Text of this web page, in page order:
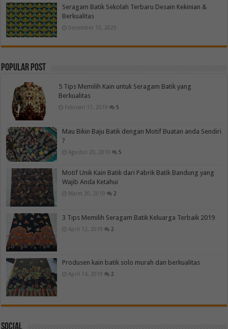
Seragam Batik Sekolah Terbaru Desain Kekinian &
Berkualitas
Desember 15, 2025
Popular Post
5 Tips Memilih Kain untuk Seragam Batik yang
Berkualitas
Februari 17, 2019 5
Mau Bikin Baju Batik dengan Motif Buatan anda Sendiri
?
Agustus 20, 2019 5
Motif Unik Kain Batik dari Pabrik Batik Bandung yang
Wajib Anda Ketahui
Maret 20, 2019 2
3 Tips Memilih Seragam Batik Keluarga Terbaik 2019
April 12, 2019 2
Produsen kain batik solo murah dan berkualitas
April 14, 2019 2